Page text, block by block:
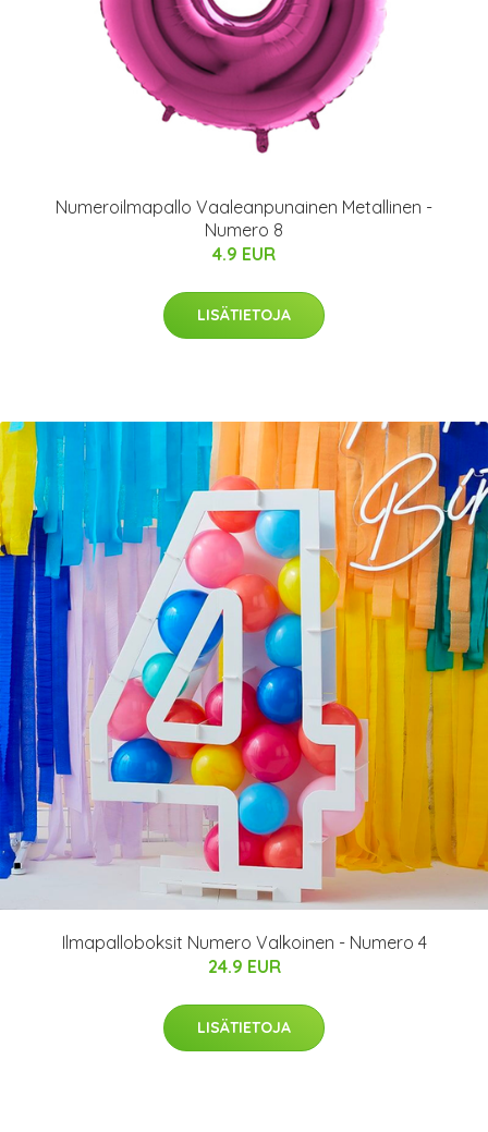
Numeroilmapallo Vaaleanpunainen Metallinen -
Numero 8
4.9 EUR
LISÄTIETOJA
Ilmapalloboksit Numero Valkoinen - Numero 4
24.9 EUR
LISÄTIETOJA